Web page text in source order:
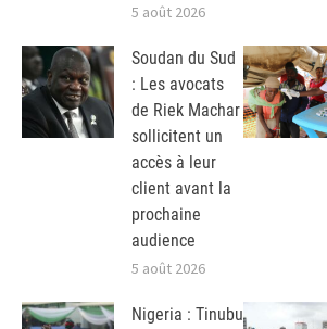
5 août 2026
Soudan du Sud
: Les avocats
de Riek Machar
sollicitent un
accès à leur
client avant la
prochaine
audience
5 août 2026
Nigeria : Tinubu